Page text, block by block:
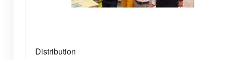
Distribution